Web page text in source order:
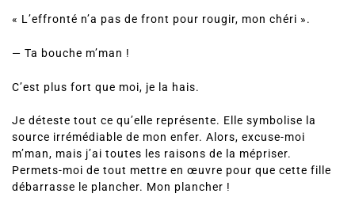
« L’effronté n’a pas de front pour rougir, mon chéri ».
— Ta bouche m’man !
C’est plus fort que moi, je la hais.
Je déteste tout ce qu’elle représente. Elle symbolise la
source irrémédiable de mon enfer. Alors, excuse-moi
m’man, mais j’ai toutes les raisons de la mépriser.
Permets-moi de tout mettre en œuvre pour que cette fille
débarrasse le plancher. Mon plancher !